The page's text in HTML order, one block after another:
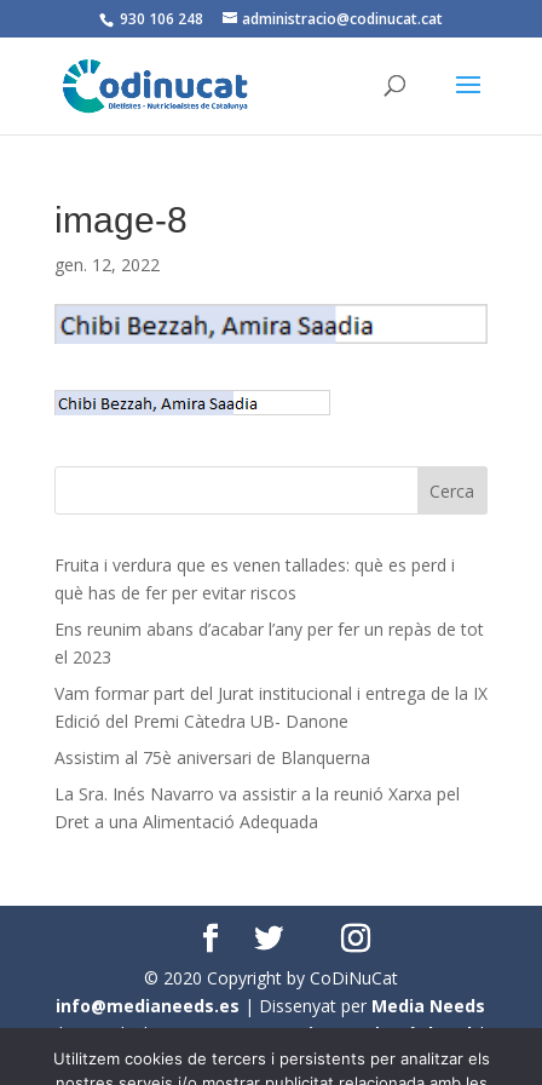
930 106 248 administracio@codinucat.cat
image-8
gen. 12, 2022
Fruita i verdura que es venen tallades: què es perd i
què has de fer per evitar riscos
Ens reunim abans d’acabar l’any per fer un repàs de tot
el 2023
Vam formar part del Jurat institucional i entrega de la IX
Edició del Premi Càtedra UB- Danone
Assistim al 75è aniversari de Blanquerna
La Sra. Inés Navarro va assistir a la reunió Xarxa pel
Dret a una Alimentació Adequada
© 2020 Copyright by CoDiNuCat
info@medianeeds.es | Dissenyat per Media Needs
| Tots els drets reservats aCoDiNuCat |Avís legal|
Avís per cookies
Utilitzem cookies de tercers i persistents per analitzar els